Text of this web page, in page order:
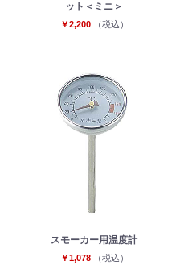
ット＜ミニ＞
￥2,200 （税込）
スモーカー用温度計
￥1,078 （税込）